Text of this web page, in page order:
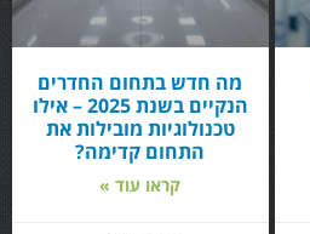
מה חדש בתחום החדרים
הנקיים בשנת 2025 – אילו
טכנולוגיות מובילות את
התחום קדימה?
קראו עוד »